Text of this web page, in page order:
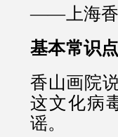
——上海香
基本常识点
香山画院
这文化病
谣。